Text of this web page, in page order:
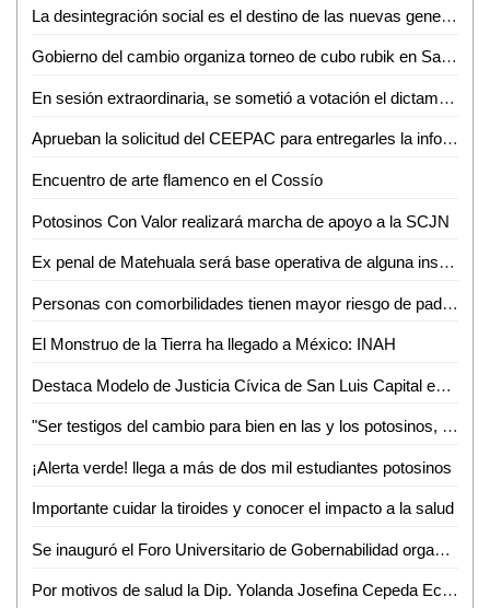
La desintegración social es el destino de las nuevas generaciones: Miguel Castillo
Gobierno del cambio organiza torneo de cubo rubik en San Luis Potosí
En sesión extraordinaria, se sometió a votación el dictamen recaído al turno 4838 de la LXII legislatura
Aprueban la solicitud del CEEPAC para entregarles la información sobre la consulta a los pueblos y comunidades indígenas y afrodescendientes
Encuentro de arte flamenco en el Cossío
Potosinos Con Valor realizará marcha de apoyo a la SCJN
Ex penal de Matehuala será base operativa de alguna institución de seguridad
Personas con comorbilidades tienen mayor riesgo de padecer covid-19 de forma grave
El Monstruo de la Tierra ha llegado a México: INAH
Destaca Modelo de Justicia Cívica de San Luis Capital en la Reunión de Ciudades Capitales
"Ser testigos del cambio para bien en las y los potosinos, es nuestro mayor motivo para servir": Estela Arriaga Márquez, Presidenta DIF Municipal
¡Alerta verde! llega a más de dos mil estudiantes potosinos
Importante cuidar la tiroides y conocer el impacto a la salud
Se inauguró el Foro Universitario de Gobernabilidad organizado por la Facultad de Derecho de la UASLP
Por motivos de salud la Dip. Yolanda Josefina Cepeda Echavarría solicitó licencia a su cargo del 24 de mayo al 01 de junio